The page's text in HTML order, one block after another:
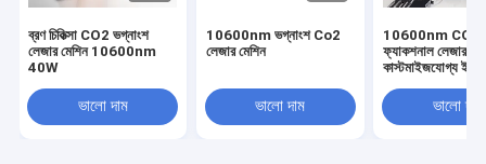
ব্রণ চিকিত্সা CO2 ভগ্নাংশ
লেজার মেশিন 10600nm
40W
ভালো দাম
10600nm ভগ্নাংশ Co2
লেজার মেশিন
ভালো দাম
10600nm CO2
ফ্যাকশনাল লেজার
কাস্টমাইজযোগ্য
ভালো দাম